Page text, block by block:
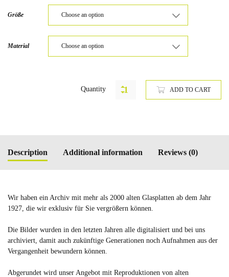
Größe
Material
Quantity ADD TO CART
Description Additional information Reviews (0)
Wir haben ein Archiv mit mehr als 2000 alten Glasplatten ab dem Jahr
1927, die wir exklusiv für Sie vergrößern können.
Die Bilder wurden in den letzten Jahren alle digitalisiert und bei uns
archiviert, damit auch zukünftige Generationen noch Aufnahmen aus der
Vergangenheit bewundern können.
Abgerundet wird unser Angebot mit Reproduktionen von alten